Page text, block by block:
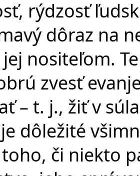
rýdzosť
dôraz na
nositeľom.
zvesť
– t. j., žiť v
dôležité
či niekto